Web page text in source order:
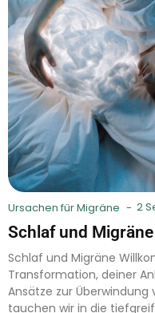
Ursachen für Migräne - 2
Schlaf und Migräne
Schlaf und Migräne
Transformation, deiner
Ansätze zur
tauchen wir in die